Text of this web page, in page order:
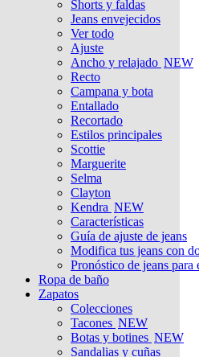
Shorts y faldas
Jeans envejecidos
Ver todo
Ajuste
Ancho y relajado NEW
Recto
Campana y bota
Entallado
Recortado
Estilos principales
Scottie
Marguerite
Selma
Clayton
Kendra NEW
Características
Guía de ajuste de jeans
Modifica tus jeans con
Pronóstico de jeans para
Ropa de baño
Zapatos
Colecciones
Tacones NEW
Botas y botines NEW
Sandalias y cuñas